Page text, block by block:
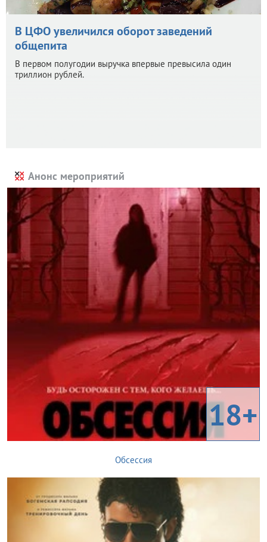
В ЦФО увеличился оборот заведений
общепита
В первом полугодии выручка впервые превысила один
триллион рублей.
Анонс мероприятий
18+
Обсессия